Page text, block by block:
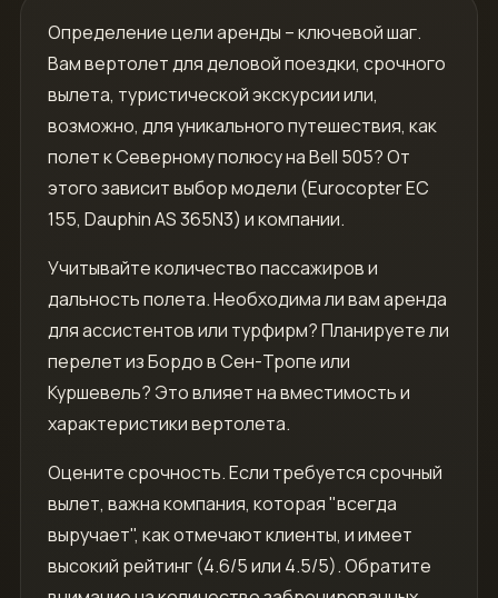
Определение цели аренды – ключевой шаг.
Вам вертолет для деловой поездки, срочного
вылета, туристической экскурсии или,
возможно, для уникального путешествия, как
полет к Северному полюсу на Bell 505? От
этого зависит выбор модели (Eurocopter EC
155, Dauphin AS 365N3) и компании.
Учитывайте количество пассажиров и
дальность полета. Необходима ли вам аренда
для ассистентов или турфирм? Планируете ли
перелет из Бордо в Сен-Тропе или
Куршевель? Это влияет на вместимость и
характеристики вертолета.
Оцените срочность. Если требуется срочный
вылет, важна компания, которая "всегда
выручает", как отмечают клиенты, и имеет
высокий рейтинг (4.6/5 или 4.5/5). Обратите